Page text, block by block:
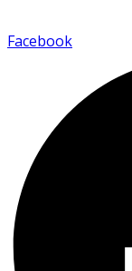
Facebook